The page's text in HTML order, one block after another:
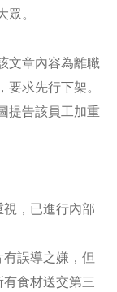
。
文章內容為離職
求先行下架。
提告該員工加重
，已進行內部
誤導之嫌，但
食材送交第三